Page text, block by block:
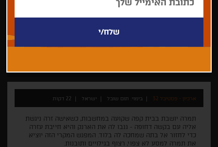
ארכיון - פסטיבל 32 בימוי: תום שובל ישראל 22 דקות
תמרה יושבת בבית קפה שקועה במחשבות, כשאישה זרה ניגשת
אליה עם בקשה דחופה - גנבו לה את הארנק והיא חייבת עזרה
כדי לחזור אל בתה שמחכה לה בלוד. המפגש המקרי הזה יוציא
את תמרה למסע לא צפוי, רצוף בגילויים ותובנות.